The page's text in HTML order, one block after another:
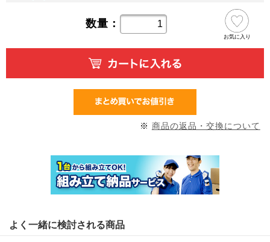
数量：
お気に入り
※ 商品の返品・交換について
よく一緒に検討される商品